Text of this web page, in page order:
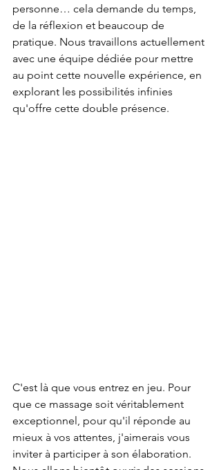
personne… cela demande du temps,
de la réflexion et beaucoup de
pratique. Nous travaillons actuellement
avec une équipe dédiée pour mettre
au point cette nouvelle expérience, en
explorant les possibilités infinies
qu'offre cette double présence.
C'est là que vous entrez en jeu. Pour
que ce massage soit véritablement
exceptionnel, pour qu'il réponde au
mieux à vos attentes, j'aimerais vous
inviter à participer à son élaboration.